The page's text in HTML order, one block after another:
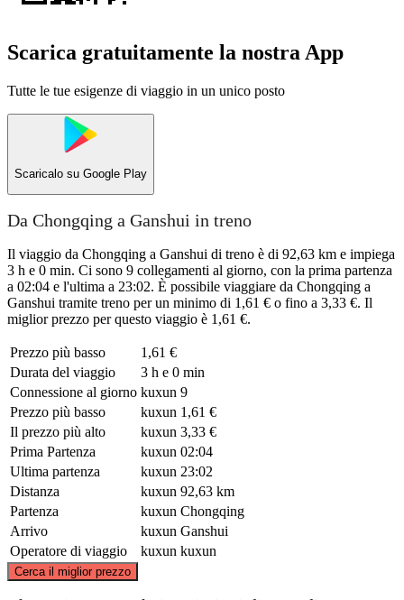
Scarica gratuitamente la nostra App
Tutte le tue esigenze di viaggio in un unico posto
Scaricalo su Google Play
Da Chongqing a Ganshui in treno
Il viaggio da Chongqing a Ganshui di treno è di 92,63 km e impiega
3 h e 0 min. Ci sono 9 collegamenti al giorno, con la prima partenza
a 02:04 e l'ultima a 23:02. È possibile viaggiare da Chongqing a
Ganshui tramite treno per un minimo di 1,61 € o fino a 3,33 €. Il
miglior prezzo per questo viaggio è 1,61 €.
Prezzo più basso
1,61 €
Durata del viaggio
3 h e 0 min
Connessione al giorno kuxun 9
Prezzo più basso
kuxun 1,61 €
Il prezzo più alto
kuxun 3,33 €
Prima Partenza
kuxun 02:04
Ultima partenza
kuxun 23:02
Distanza
kuxun 92,63 km
Partenza
kuxun Chongqing
Arrivo
kuxun Ganshui
Operatore di viaggio
kuxun kuxun
Cerca il miglior prezzo
©CARTO